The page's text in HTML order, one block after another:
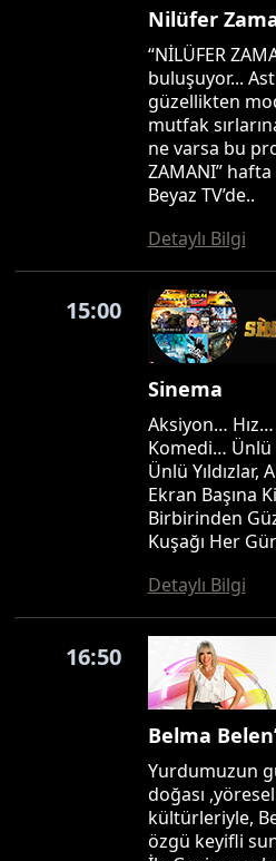
Nilüfer
“NİLÜFER
buluşuyor...
güzellikten
mutfak
ne varsa bu
ZAMANI”
Beyaz TV’de..
Detaylı Bilgi
15:00
Sinema
Aksiyon…
Komedi… Ünlü
Ünlü Yıldızlar,
Ekran Başına
Birbirinden
Kuşağı Her
Detaylı Bilgi
16:50
Belma
Yurdumuzun
doğası
kültürleriyle,
özgü keyifli